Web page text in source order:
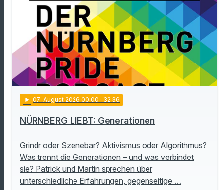
play_arrow 07. August 2026 00:00 · 32:36
NÜRNBERG LIEBT: Generationen
Grindr oder Szenebar? Aktivismus oder Algorithmus?
Was trennt die Generationen – und was verbindet
sie? Patrick und Martin sprechen über
unterschiedliche Erfahrungen, gegenseitige …